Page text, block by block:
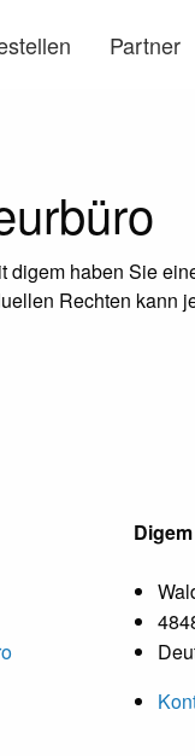
Partner
digem haben Sie
Rechten kann